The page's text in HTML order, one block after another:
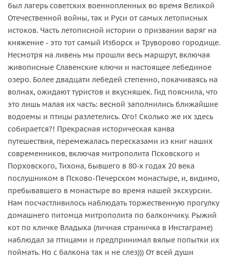
был лагерь советских военнопленных во время Великой
Отечественной войны, так и Руси от самых летописных
истоков. Часть летописной истории о призвании варяг на
княжение - это тот самый Изборск и Труворово городище.
Несмотря на ливень мы прошли весь маршрут, включая
живописные Славенские ключи и настоящее лебединое
озеро. Более двадцати лебедей степенно, покачиваясь на
волнах, ожидают туристов и вкусняшек. Гид пояснила, что
это лишь малая их часть: весной заполнились ближайшие
водоемы и птицы разлетелись. Ого! Сколько же их здесь
собирается?! Прекрасная историческая канва
путешествия, перемежалась пересказами из книг наших
современников, включая митрополита Псковского и
Порховского, Тихона, бывшего в 80-х годах 20 века
послушником в Псково-Печерском монастыре, и, видимо,
пребывавшего в монастыре во время нашей экскурсии.
Нам посчастливилось наблюдать торжественную прогулку
домашнего питомца митрополита по балкончику. Рыжий
кот по кличке Владыка (личная страничка в Инстаграме)
наблюдал за птицами и предпринимал вялые попытки их
поймать. Но с балкона так и не слез))) От всей души